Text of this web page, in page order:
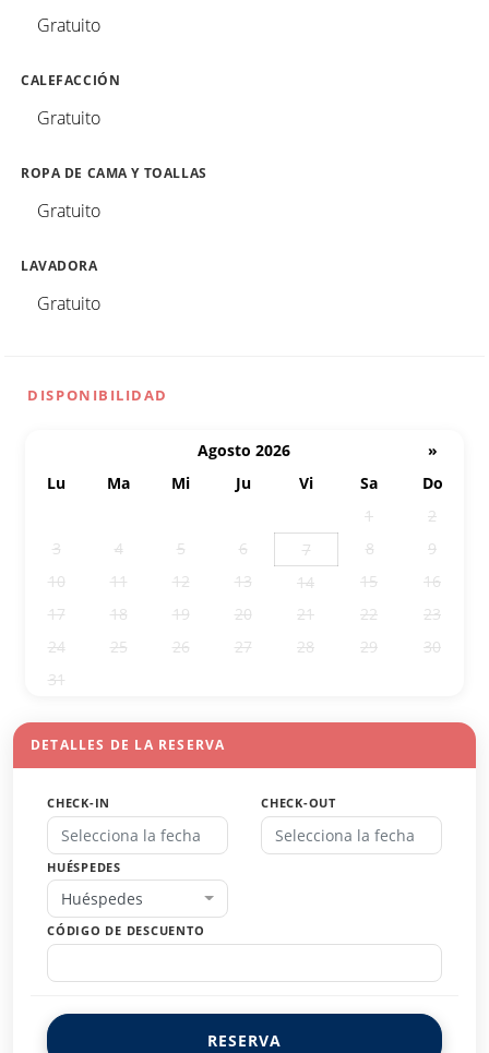
Gratuito
CALEFACCIÓN
Gratuito
ROPA DE CAMA Y TOALLAS
Gratuito
LAVADORA
Gratuito
DISPONIBILIDAD
Agosto 2026
»
Lu
Ma Mi Ju Vi Sa
Do
1
2
3
4 5 6 7 8
9
10
11 12 13 14 15
16
17
18 19 20 21 22
23
24
25 26 27 28 29
30
31
DETALLES DE LA RESERVA
CHECK-IN CHECK-OUT
HUÉSPEDES
Huéspedes
CÓDIGO DE DESCUENTO
RESERVA